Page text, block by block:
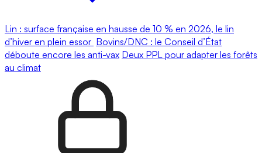
Lin : surface française en hausse de 10 % en 2026, le lin
d’hiver en plein essor Bovins/DNC : le Conseil d’État
déboute encore les anti-vax Deux PPL pour adapter les forêts
au climat